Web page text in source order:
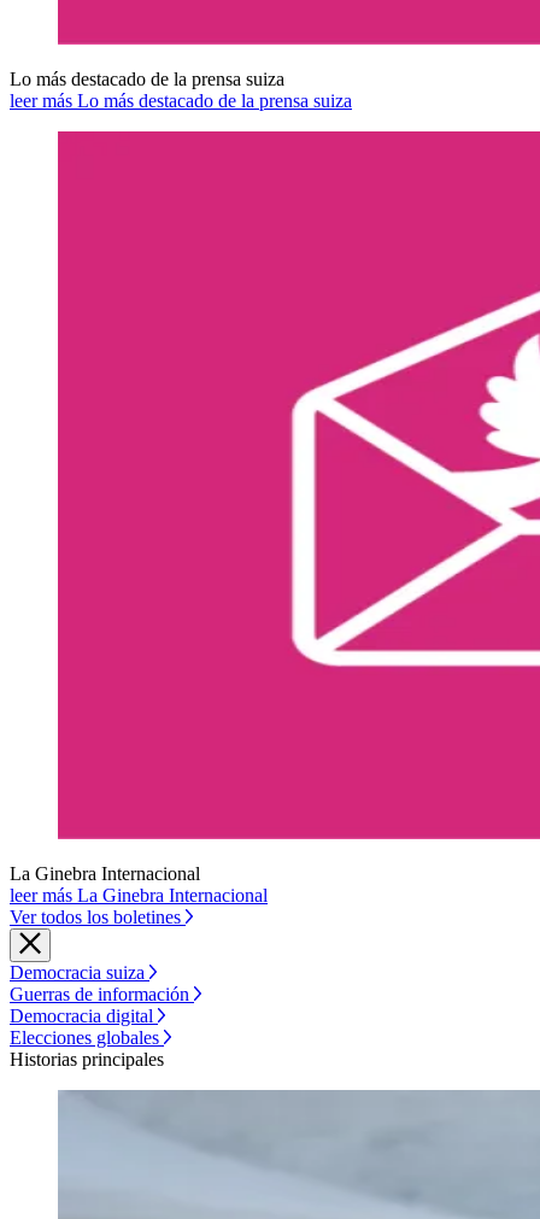
Lo más destacado de la prensa suiza
leer más Lo más destacado de la prensa suiza
La Ginebra Internacional
leer más La Ginebra Internacional
Ver todos los boletines
Democracia suiza
Guerras de información
Democracia digital
Elecciones globales
Historias principales